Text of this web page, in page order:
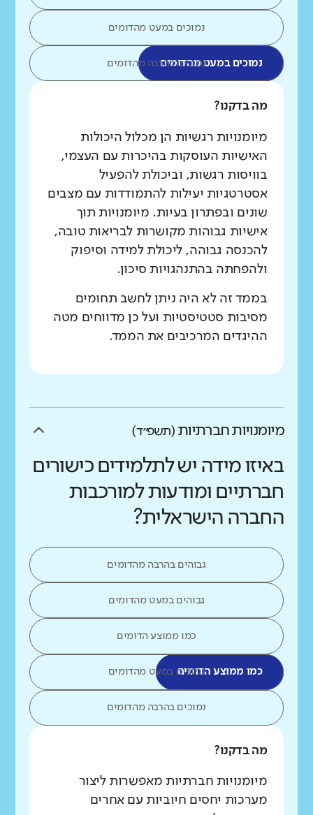
נמוכים במעט מהדומים
נמוכים במעט מהדומיםנמוכים בהרבה מהדומים
מה בדקנו?
מיומנויות רגשיות הן מכלול היכולות
האישיות העוסקות בהיכרות עם העצמי,
בוויסות רגשות, וביכולת להפעיל
אסטרטגיות יעילות להתמודדות עם מצבים
שונים ובפתרון בעיות. מיומנויות תוך
אישיות גבוהות מקושרות לבריאות טובה,
להכנסה גבוהה, ליכולת למידה וסיפוק
ולהפחתה בהתנהגויות סיכון.
בממד זה לא היה ניתן לחשב תחומים
מסיבות סטטיסטיות ועל כן מדווחים מטה
ההיגדים המרכיבים את הממד.
מיומנויות חברתיות (תשפ״ד)
באיזו מידה יש לתלמידים כישורים
חברתיים ומודעות למורכבות
החברה הישראלית?
גבוהים בהרבה מהדומים
גבוהים במעט מהדומים
כמו ממוצע הדומים
כמו ממוצע הדומיםנמוכים במעט מהדומים
נמוכים בהרבה מהדומים
מה בדקנו?
מיומנויות חברתיות מאפשרות ליצור
מערכות יחסים חיוביות עם אחרים